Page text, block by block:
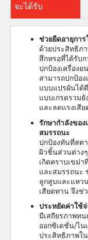
จะได้รับ
ช่วยยืดอายุกา
ด้วยประสิทธิภ
สึกหรอที่ได้รับ
ปกป้องเครื่องย
สามารถปกป้อ
แบบแปรผันได้
แบบเกรดรวม
และลดแรงเสี
รักษากำลังของ
สมรรถนะ
ปกป้องทันที่สต
ผิวชิ้นส่วนต่าง
เกิดคราบเขม่า
และสมรรถนะ
ลูกสูบและแหว
เสียดทาน จึงช่
ประหยัดค่าใช้
มีเสถียรภาพท
ออกซิเดชั่น/ไน
ประสิทธิภาพใ